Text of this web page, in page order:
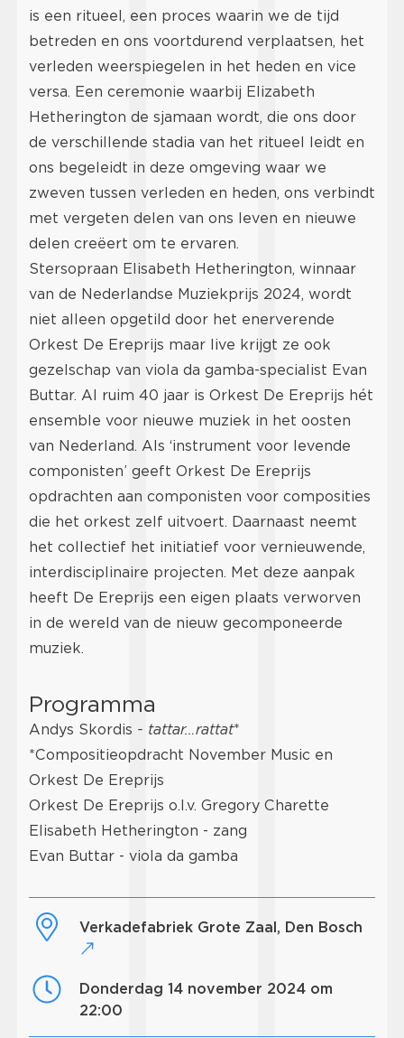
is een ritueel, een proces waarin we de tijd
betreden en ons voortdurend verplaatsen, het
verleden weerspiegelen in het heden en vice
versa. Een ceremonie waarbij Elizabeth
Hetherington de sjamaan wordt, die ons door
de verschillende stadia van het ritueel leidt en
ons begeleidt in deze omgeving waar we
zweven tussen verleden en heden, ons verbindt
met vergeten delen van ons leven en nieuwe
delen creëert om te ervaren.
Stersopraan Elisabeth Hetherington, winnaar
van de Nederlandse Muziekprijs 2024, wordt
niet alleen opgetild door het enerverende
Orkest De Ereprijs maar live krijgt ze ook
gezelschap van viola da gamba-specialist Evan
Buttar. Al ruim 40 jaar is Orkest De Ereprijs hét
ensemble voor nieuwe muziek in het oosten
van Nederland. Als ‘instrument voor levende
componisten’ geeft Orkest De Ereprijs
opdrachten aan componisten voor composities
die het orkest zelf uitvoert. Daarnaast neemt
het collectief het initiatief voor vernieuwende,
interdisciplinaire projecten. Met deze aanpak
heeft De Ereprijs een eigen plaats verworven
in de wereld van de nieuw gecomponeerde
muziek.
Programma
Andys Skordis - tattar…rattat*
*Compositieopdracht November Music en
Orkest De Ereprijs
Orkest De Ereprijs o.l.v. Gregory Charette
Elisabeth Hetherington - zang
Evan Buttar - viola da gamba
Verkadefabriek Grote Zaal, Den Bosch
donderdag 14 november 2024 om
22:00